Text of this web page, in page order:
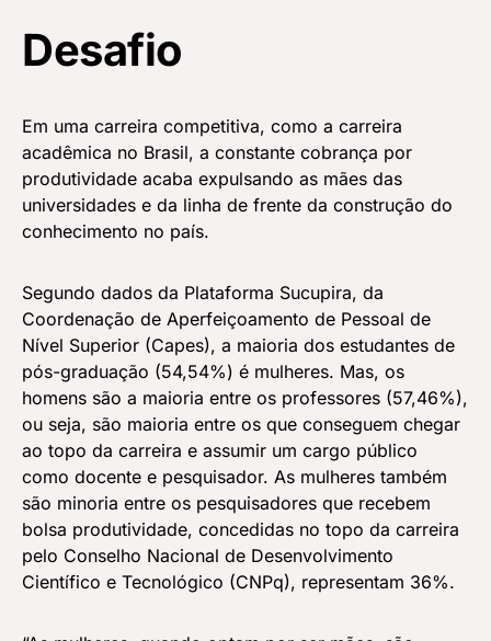
Desafio
Em uma carreira competitiva, como a carreira
acadêmica no Brasil, a constante cobrança por
produtividade acaba expulsando as mães das
universidades e da linha de frente da construção do
conhecimento no país.
Segundo dados da Plataforma Sucupira, da
Coordenação de Aperfeiçoamento de Pessoal de
Nível Superior (Capes), a maioria dos estudantes de
pós-graduação (54,54%) é mulheres. Mas, os
homens são a maioria entre os professores (57,46%),
ou seja, são maioria entre os que conseguem chegar
ao topo da carreira e assumir um cargo público
como docente e pesquisador. As mulheres também
são minoria entre os pesquisadores que recebem
bolsa produtividade, concedidas no topo da carreira
pelo Conselho Nacional de Desenvolvimento
Científico e Tecnológico (CNPq), representam 36%.